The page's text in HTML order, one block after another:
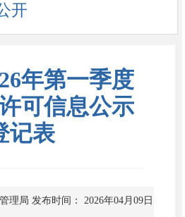
开
年第一季度
可信息公示
记表
理局 发布时间： 2026年04月09日